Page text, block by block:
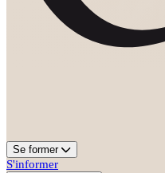
Se former
S'informer